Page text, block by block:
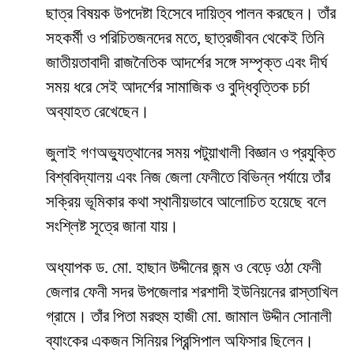
ছাত্র বিষয়ক উপদেষ্টা হিসেবে দায়িত্ব পালন করছেন। তাঁর
সহকর্মী ও পরিচিতজনদের মতে, ছাত্রজীবন থেকেই তিনি
জাতীয়তাবাদী রাজনৈতিক আদর্শের সঙ্গে সম্পৃক্ত এবং দীর্ঘ
সময় ধরে সেই আদর্শের সামাজিক ও বুদ্ধিবৃত্তিক চর্চা
অব্যাহত রেখেছেন।
জুলাই গণঅভ্যুত্থানের সময় পটুয়াখালী বিজ্ঞান ও প্রযুক্তি
বিশ্ববিদ্যালয় এবং নিজ জেলা ফেনীতে বিভিন্ন পর্যায়ে তাঁর
সক্রিয় ভূমিকার কথা স্থানীয়ভাবে আলোচিত হয়েছে বলে
সংশ্লিষ্ট সূত্রে জানা যায়।
অধ্যাপক ড. মো. হাছান উদ্দীনের জন্ম ও বেড়ে ওঠা ফেনী
জেলার ফেনী সদর উপজেলার শরশাদী ইউনিয়নের রাস্তাখিল
গ্রামে। তাঁর পিতা মরহুম হাজী মো. জামাল উদ্দীন সোনালী
ব্যাংকের একজন সিনিয়র প্রিন্সিপাল অফিসার ছিলেন।